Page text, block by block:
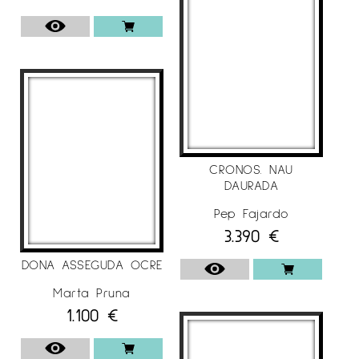
DONA ASSEGUDA OCRE
Marta Pruna
1.100 €
CRONOS. NAU
DAURADA
Pep Fajardo
3.390 €